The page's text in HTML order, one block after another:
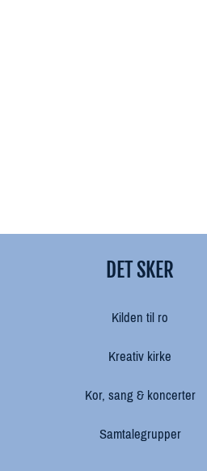
DET SKER
Kilden til ro
Kreativ kirke
Kor, sang & koncerter
Samtalegrupper